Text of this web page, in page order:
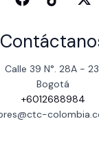
Calle 39 N°. 28A - 23.
Bogotá
+6012688984